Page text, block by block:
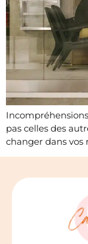
pas celles des
changer dans vos